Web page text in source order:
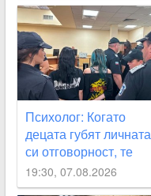
Психолог: Когато
децата губят личната
си отговорност, те
започват да действат
като глутница
19:30, 07.08.2026